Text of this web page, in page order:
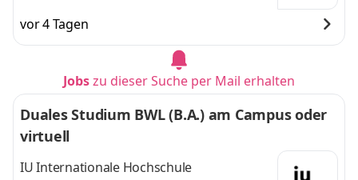
vor 4 Tagen
Jobszu dieser Suche per Mail erhalten
Duales Studium BWL (B.A.) am Campus oder
virtuell
IU Internationale Hochschule